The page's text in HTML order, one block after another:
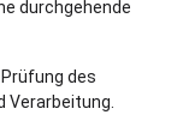
durchgehende
des